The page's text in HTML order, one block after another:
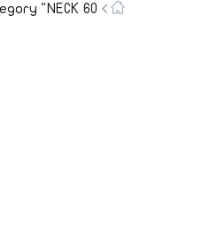
"NECK 60"